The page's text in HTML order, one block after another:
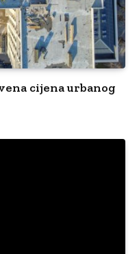
cijena urbanog